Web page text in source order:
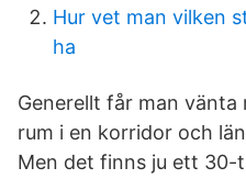
Hur vet man vilken
ha
Generellt får man
rum i en korridor och
Men det finns ju ett 30-